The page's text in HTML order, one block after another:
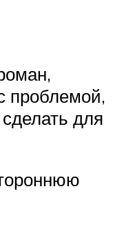
проблемой,
для